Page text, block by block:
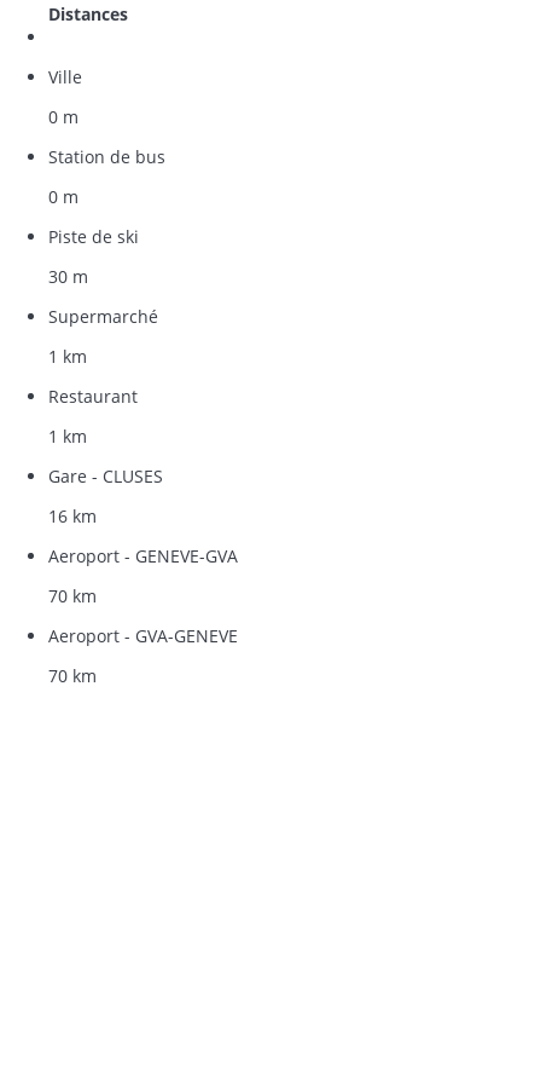
Distances
Ville
0 m
Station de bus
0 m
Piste de ski
30 m
Supermarché
1 km
Restaurant
1 km
Gare - CLUSES
16 km
Aeroport - GENEVE-GVA
70 km
Aeroport - GVA-GENEVE
70 km